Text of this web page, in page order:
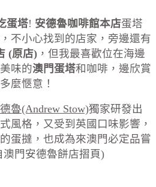
蛋塔! 安德魯咖啡館本店蛋塔
不小心找到的店家，旁邊還有
(原店) ，但我最喜歡位在海邊
味的澳門蛋塔和咖啡，邊欣賞
麼愜意！
魯(Andrew Stow)獨家研發出
風格，又受到英國口味影響，
蛋撻，也成為來澳門必定品嘗
門安德魯餅店摺頁)